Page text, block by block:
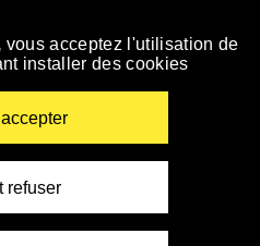
vous acceptez l'utilisation de
installer des cookies
refuser